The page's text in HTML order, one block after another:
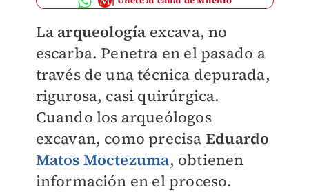
La arqueología excava, no
escarba. Penetra en el pasado a
través de una técnica depurada,
rigurosa, casi quirúrgica.
Cuando los arqueólogos
excavan, como precisa Eduardo
Matos Moctezuma, obtienen
información en el proceso.